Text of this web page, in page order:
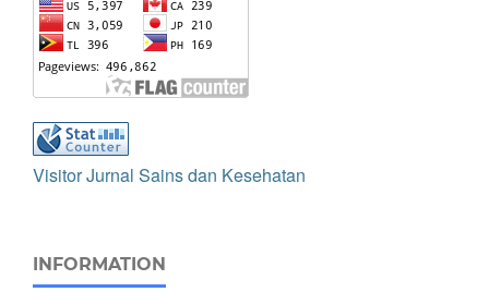
Visitor Jurnal Sains dan Kesehatan
INFORMATION